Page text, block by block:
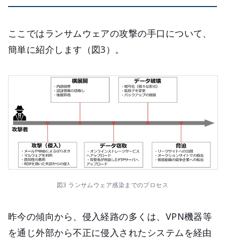
ここではランサムウェアの攻撃の手口について、
簡単に紹介します（図3）。
図3 ランサムウェア感染までのプロセス
昨今の傾向から、侵入経路の多くは、VPN機器等
を通じ外部から不正に侵入されたシステムを経由